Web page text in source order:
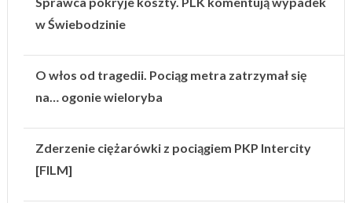
w Świebodzinie
O włos od tragedii. Pociąg metra zatrzymał się
na… ogonie wieloryba
Zderzenie ciężarówki z pociągiem PKP Intercity
[FILM]